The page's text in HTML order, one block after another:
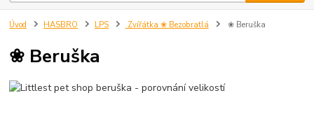
Úvod HASBRO LPS Zvířátka ❀ Bezobratlá ❀ Beruška
❀ Beruška